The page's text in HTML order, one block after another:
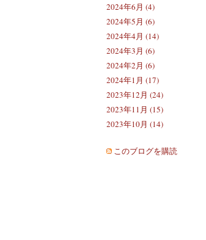
2024年6月 (4)
2024年5月 (6)
2024年4月 (14)
2024年3月 (6)
2024年2月 (6)
2024年1月 (17)
2023年12月 (24)
2023年11月 (15)
2023年10月 (14)
このブログを購読